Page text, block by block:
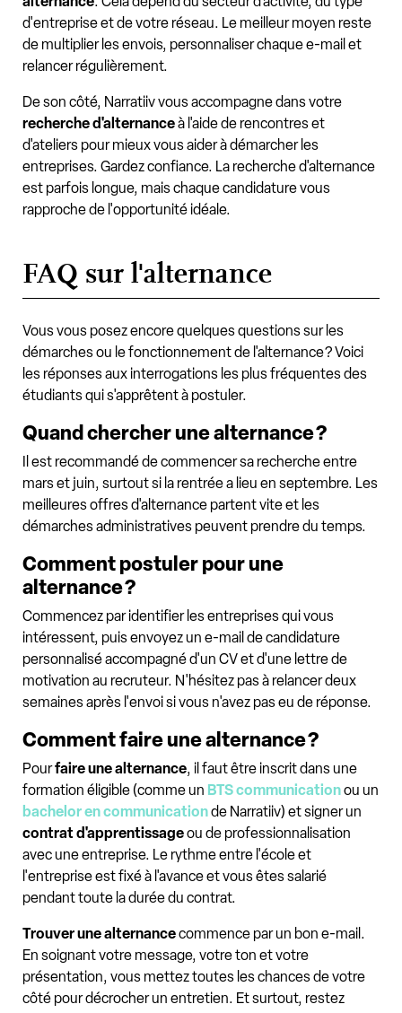
d'entreprise et de votre réseau. Le meilleur moyen reste
de multiplier les envois, personnaliser chaque e-mail et
relancer régulièrement.
De son côté, Narratiiv vous accompagne dans votre
recherche d'alternanceà l'aide de rencontres et
d'ateliers pour mieux vous aider à démarcher les
entreprises. Gardez confiance. La recherche d'alternance
est parfois longue, mais chaque candidature vous
rapproche de l'opportunité idéale.
FAQ sur l'alternance
Vous vous posez encore quelques questions sur les
démarches ou le fonctionnement de l'alternance ? Voici
les réponses aux interrogations les plus fréquentes des
étudiants qui s'apprêtent à postuler.
Quand chercher une alternance ?
Il est recommandé de commencer sa recherche entre
mars et juin, surtout si la rentrée a lieu en septembre. Les
meilleures offres d'alternance partent vite et les
démarches administratives peuvent prendre du temps.
Comment postuler pour une
alternance ?
Commencez par identifier les entreprises qui vous
intéressent, puis envoyez un e-mail de candidature
personnalisé accompagné d'un CV et d'une lettre de
motivation au recruteur. N'hésitez pas à relancer deux
semaines après l'envoi si vous n'avez pas eu de réponse.
Comment faire une alternance ?
Pourfaire une alternance, il faut être inscrit dans une
formation éligible (comme un BTS communicationou un
bachelor en communicationde Narratiiv) et signer un
contrat d'apprentissageou de professionnalisation
avec une entreprise. Le rythme entre l'école et
l'entreprise est fixé à l'avance et vous êtes salarié
pendant toute la durée du contrat.
Trouver une alternancecommence par un bon e-mail.
En soignant votre message, votre ton et votre
présentation, vous mettez toutes les chances de votre
côté pour décrocher un entretien. Et surtout, restez